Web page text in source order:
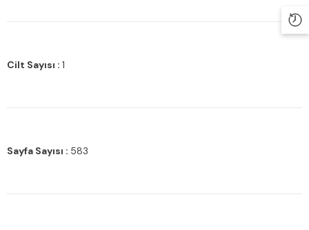
Cilt Sayısı : 1
Sayfa Sayısı : 583